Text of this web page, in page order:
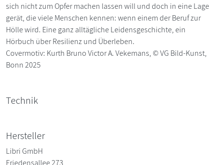
sich nicht zum Opfer machen lassen will und doch in eine Lage
gerät, die viele Menschen kennen: wenn einem der Beruf zur
Hölle wird. Eine ganz alltägliche Leidensgeschichte, ein
Hörbuch über Resilienz und Überleben.
Covermotiv: Kurth Bruno Victor A. Vekemans, © VG Bild-Kunst,
Bonn 2025
Technik
Hersteller
Libri GmbH
Friedensallee 273